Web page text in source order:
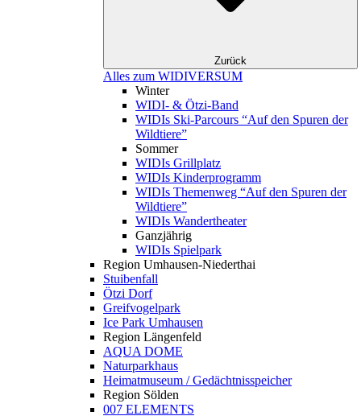
Zurück
Alles zum WIDIVERSUM
Winter
WIDI- & Ötzi-Band
WIDIs Ski-Parcours “Auf den Spuren der
Wildtiere”
Sommer
WIDIs Grillplatz
WIDIs Kinderprogramm
WIDIs Themenweg “Auf den Spuren der
Wildtiere”
WIDIs Wandertheater
Ganzjährig
WIDIs Spielpark
Region Umhausen-Niederthai
Stuibenfall
Ötzi Dorf
Greifvogelpark
Ice Park Umhausen
Region Längenfeld
AQUA DOME
Naturparkhaus
Heimatmuseum / Gedächtnisspeicher
Region Sölden
007 ELEMENTS